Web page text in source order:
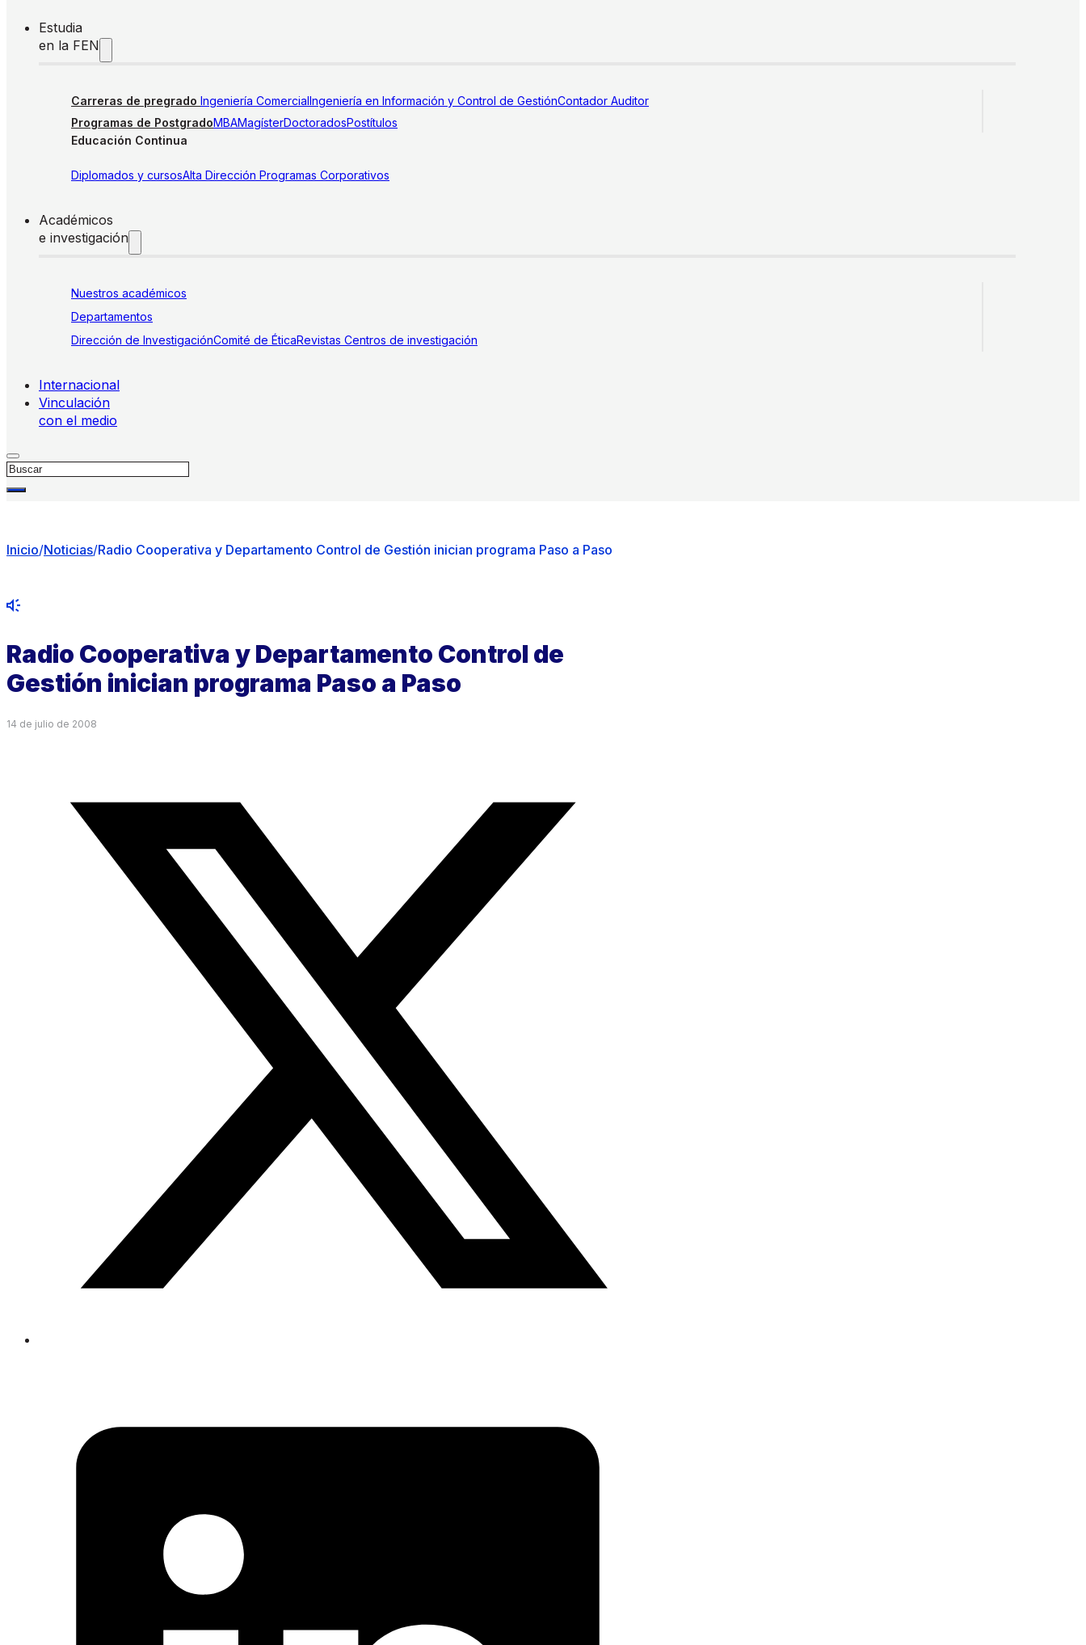
Estudia
en la FEN
Carreras de pregrado Ingeniería ComercialIngeniería en Información y Control de GestiónContador Auditor
Programas de PostgradoMBAMagísterDoctoradosPostítulos
Educación Continua
Diplomados y cursosAlta Dirección Programas Corporativos
Académicos
e investigación
Nuestros académicos
Departamentos
Dirección de InvestigaciónComité de ÉticaRevistas Centros de investigación
Internacional
Vinculación
con el medio
Buscar
Inicio/Noticias/Radio Cooperativa y Departamento Control de Gestión inician programa Paso a Paso
Radio Cooperativa y Departamento Control de
Gestión inician programa Paso a Paso
14 de julio de 2008